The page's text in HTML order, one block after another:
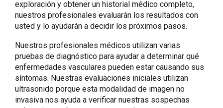
exploración y obtener un historial médico completo,
nuestros profesionales evaluarán los resultados con
usted y lo ayudarán a decidir los próximos pasos.
Nuestros profesionales médicos utilizan varias
pruebas de diagnóstico para ayudar a determinar qué
enfermedades vasculares pueden estar causando sus
síntomas. Nuestras evaluaciones iniciales utilizan
ultrasonido porque esta modalidad de imagen no
invasiva nos ayuda a verificar nuestras sospechas